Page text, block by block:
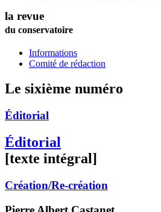
la revue
du conservatoire
Informations
Comité de rédaction
Le sixième numéro
Éditorial
Éditorial
[texte intégral]
Création/Re-création